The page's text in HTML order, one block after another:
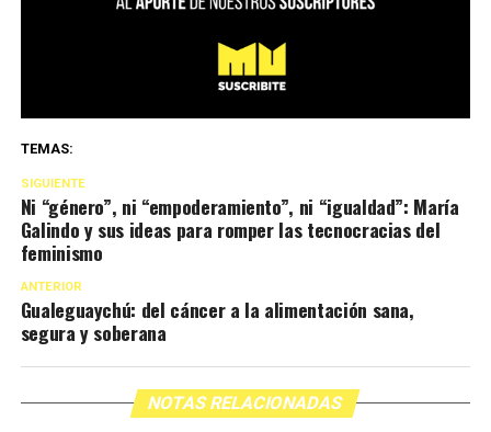
TEMAS:
SIGUIENTE
Ni “género”, ni “empoderamiento”, ni “igualdad”: María
Galindo y sus ideas para romper las tecnocracias del
feminismo
ANTERIOR
Gualeguaychú: del cáncer a la alimentación sana,
segura y soberana
NOTAS RELACIONADAS